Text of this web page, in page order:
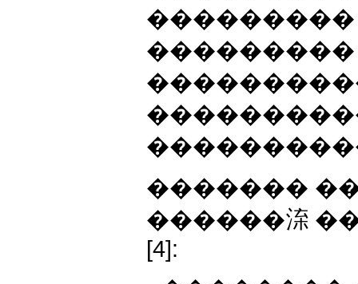
���������
�������
������㳿
[4]: